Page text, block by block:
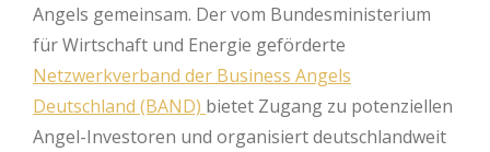
Angels gemeinsam. Der vom Bundesministerium
für Wirtschaft und Energie geförderte
Netzwerkverband der Business Angels
Deutschland (BAND) bietet Zugang zu potenziellen
Angel-Investoren und organisiert deutschlandweit